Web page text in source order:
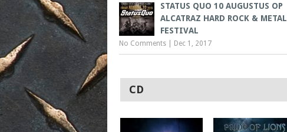
STATUS QUO 10 AUGUSTUS OP
ALCATRAZ HARD ROCK & METAL
FESTIVAL
No Comments Dec 1, 2017
CD